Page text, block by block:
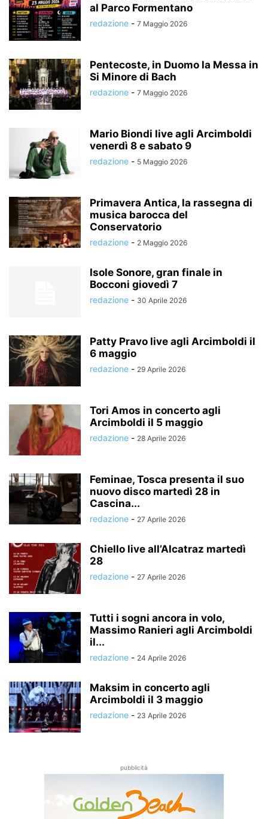
al Parco Formentano
redazione - 7 Maggio 2026
Pentecoste, in Duomo la Messa in
Si Minore di Bach
redazione - 7 Maggio 2026
Mario Biondi live agli Arcimboldi
venerdì 8 e sabato 9
redazione - 5 Maggio 2026
Primavera Antica, la rassegna di
musica barocca del
Conservatorio
redazione - 2 Maggio 2026
Isole Sonore, gran finale in
Bocconi giovedì 7
redazione - 30 Aprile 2026
Patty Pravo live agli Arcimboldi il
6 maggio
redazione - 29 Aprile 2026
Tori Amos in concerto agli
Arcimboldi il 5 maggio
redazione - 28 Aprile 2026
Feminae, Tosca presenta il suo
nuovo disco martedì 28 in
Cascina...
redazione - 27 Aprile 2026
Chiello live all’Alcatraz martedì
28
redazione - 27 Aprile 2026
Tutti i sogni ancora in volo,
Massimo Ranieri agli Arcimboldi
il...
redazione - 24 Aprile 2026
Maksim in concerto agli
Arcimboldi il 3 maggio
redazione - 23 Aprile 2026
pubblicità